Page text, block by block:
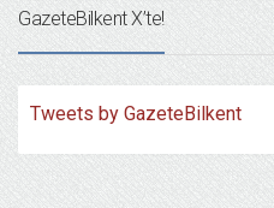
GazeteBilkent X’te!
Tweets by GazeteBilkent